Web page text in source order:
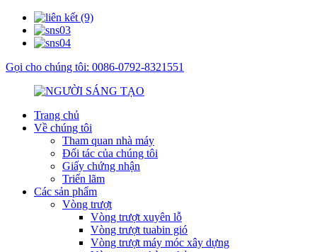
Gọi cho chúng tôi: 0086-0792-8321551
Trang chủ
Về chúng tôi
Tham quan nhà máy
Đối tác của chúng tôi
Giấy chứng nhận
Triển lãm
Các sản phẩm
Vòng trượt
Vòng trượt xuyên lỗ
Vòng trượt tuabin gió
Vòng trượt máy móc xây dựng